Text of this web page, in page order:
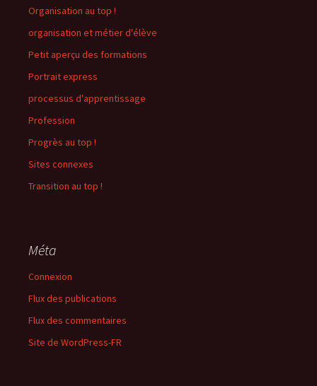
Organisation au top !
organisation et métier d'élève
Petit aperçu des formations
Portrait express
processus d'apprentissage
Profession
Progrès au top !
Sites connexes
Transition au top !
Méta
Connexion
Flux des publications
Flux des commentaires
Site de WordPress-FR